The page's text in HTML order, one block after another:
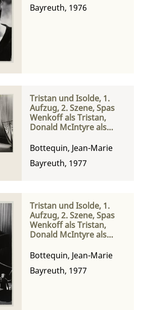
Bayreuth, 1976
Tristan und Isolde, 1.
Aufzug, 2. Szene, Spas
Wenkoff als Tristan,
Donald McIntyre als
Minton als Brangäne
und Catarina Ligendza
als Isolde
Bottequin, Jean-Marie
Bayreuth, 1977
Tristan und Isolde, 1.
Aufzug, 2. Szene, Spas
Wenkoff als Tristan,
Donald McIntyre als
Minton als Brangäne
und Catarina Ligendza
als Isolde
Bottequin, Jean-Marie
Bayreuth, 1977